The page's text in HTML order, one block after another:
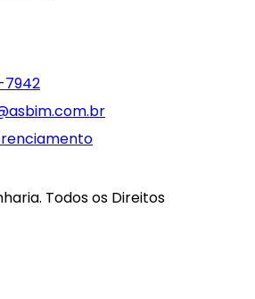
7942
Todos os Direitos